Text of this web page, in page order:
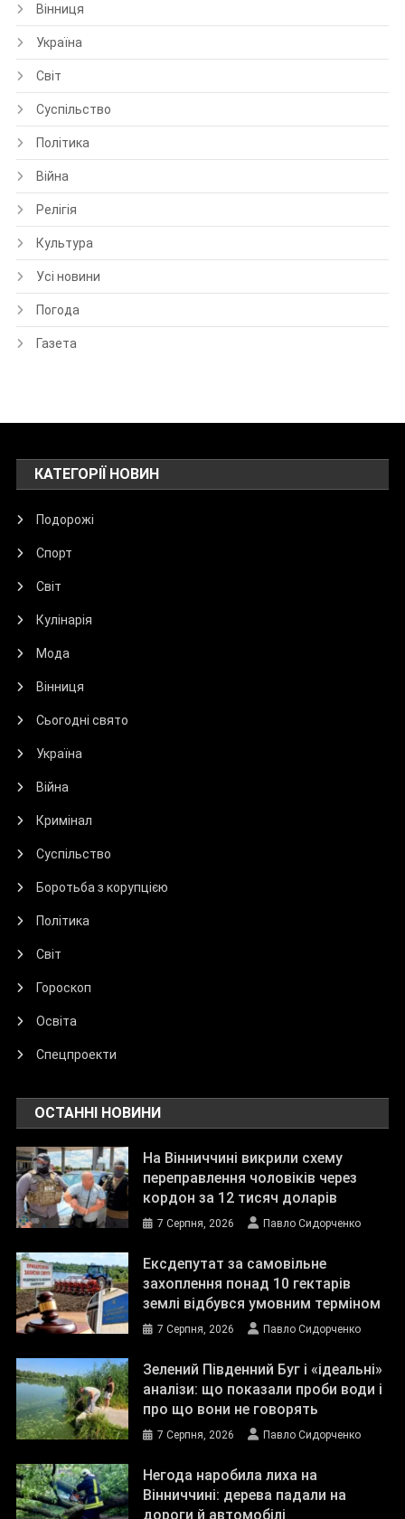
Вінниця
Україна
Світ
Суспільство
Політика
Війна
Релігія
Культура
Усі новини
Погода
Газета
КАТЕГОРІЇ НОВИН
Подорожі
Спорт
Світ
Кулінарія
Мода
Вінниця
Сьогодні свято
Україна
Війна
Кримінал
Суспільство
Боротьба з корупцією
Політика
Світ
Гороскоп
Освіта
Спецпроекти
ОСТАННІ НОВИНИ
На Вінниччині викрили схему
переправлення чоловіків через
кордон за 12 тисяч доларів
7 Серпня, 2026 Павло Сидорченко
Ексдепутат за самовільне
захоплення понад 10 гектарів
землі відбувся умовним терміном
7 Серпня, 2026 Павло Сидорченко
Зелений Південний Буг і «ідеальні»
аналізи: що показали проби води і
про що вони не говорять
7 Серпня, 2026 Павло Сидорченко
Негода наробила лиха на
Вінниччині: дерева падали на
дороги й автомобілі